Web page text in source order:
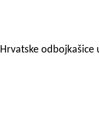
Hrvatske